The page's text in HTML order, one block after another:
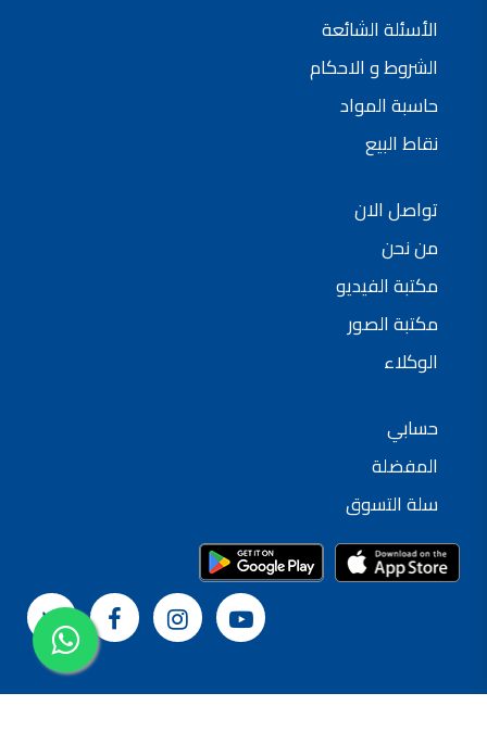
الأسئلة الشائعة
الشروط و الاحكام
حاسبة المواد
نقاط البيع
تواصل الان
من نحن
مكتبة الفيديو
مكتبة الصور
الوكلاء
حسابي
المفضلة
سلة التسوق